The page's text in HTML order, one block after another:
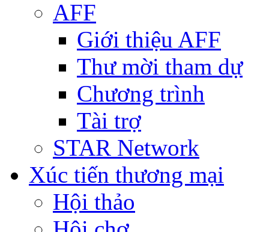
AFF
Giới thiệu AFF
Thư mời tham dự
Chương trình
Tài trợ
STAR Network
Xúc tiến thương mại
Hội thảo